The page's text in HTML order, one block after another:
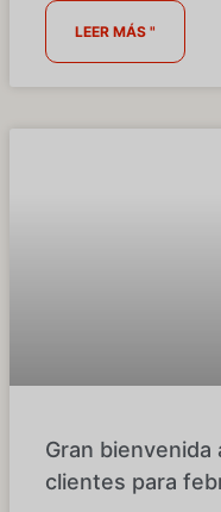
LEER MÁS "
Gran
clientes para